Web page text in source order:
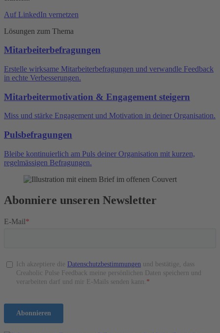
Auf LinkedIn vernetzen
Lösungen zum Thema
Mitarbeiterbefragungen
Erstelle wirksame Mitarbeiterbefragungen und verwandle Feedback
in echte Verbesserungen.
Mitarbeitermotivation & Engagement steigern
Miss und stärke Engagement und Motivation in deiner Organisation.
Pulsbefragungen
Bleibe kontinuierlich am Puls deiner Organisation mit kurzen,
regelmässigen Befragungen.
Abonniere unseren Newsletter